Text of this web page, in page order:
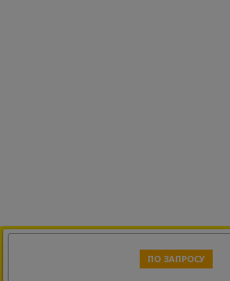
ПО ЗАПРОСУ